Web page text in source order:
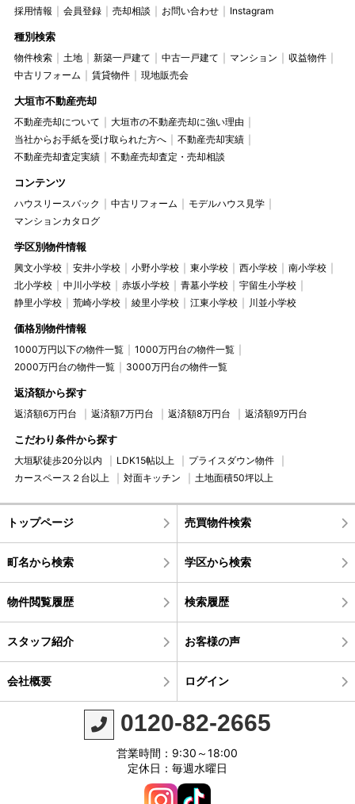
採用情報
会員登録 売却相談 お問い合わせ Instagram
種別検索
物件検索 土地 新築一戸建て 中古一戸建て マンション
収益物件
中古リフォーム
賃貸物件 現地販売会
大垣市不動産売却
不動産売却について
大垣市の不動産売却に強い理由
当社からお手紙を受け取られた方へ
不動産売却実績
不動産売却査定実績
不動産売却査定・売却相談
コンテンツ
ハウスリースバック 中古リフォーム
モデルハウス見学
マンションカタログ
学区別物件情報
興文小学校 安井小学校 小野小学校 東小学校 西小学校
南小学校
北小学校
中川小学校 赤坂小学校 青墓小学校
宇留生小学校
静里小学校
荒崎小学校 綾里小学校 江東小学校 川並小学校
価格別物件情報
1000万円以下の物件一覧
1000万円台の物件一覧
2000万円台の物件一覧
3000万円台の物件一覧
返済額から探す
返済額6万円台 返済額7万円台 返済額8万円台 返済額9万円台
こだわり条件から探す
大垣駅徒歩20分以内 LDK15帖以上
プライスダウン物件
カースペース２台以上
対面キッチン 土地面積50坪以上
トップページ 売買物件検索
町名から検索 学区から検索
物件閲覧履歴 検索履歴
スタッフ紹介 お客様の声
会社概要 ログイン
0120-82-2665
営業時間：9:30～18:00
定休日：毎週水曜日